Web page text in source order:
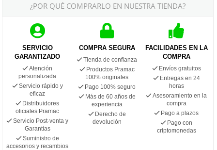
¿POR QUÉ COMPRARLO EN NUESTRA TIENDA?
SERVICIO
GARANTIZADO
Atención
personalizada
Servicio rápido y
eficaz
Distribuidores
oficiales Pramac
Servicio Post-venta y
Garantías
Suministro de
accesorios y recambios
COMPRA SEGURA
Tienda de confianza
Productos Pramac
100% originales
Pago 100% seguro
Más de 60 años de
experiencia
Derecho de
devolución
FACILIDADES EN LA
COMPRA
Envíos gratuitos
Entregas en 24
horas
Asesoramiento en la
compra
Pago a plazos
Pago con
criptomonedas